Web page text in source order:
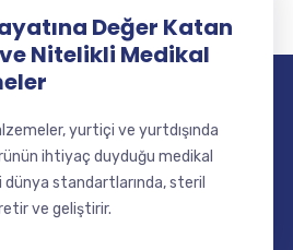
Değer Katan
Nitelikli Medikal
yurtiçi ve yurtdışında
ihtiyaç duyduğu medikal
standartlarında, steril
ve geliştirir.